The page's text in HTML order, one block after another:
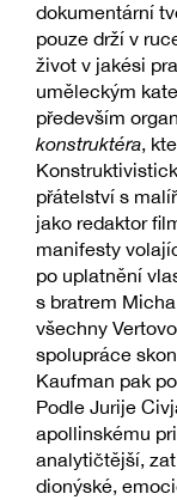
dokumentární
pouze drží v
život v jakési
uměleckým
především
konstruktéra,
přátelství s
jako redaktor
manifesty
po uplatnění
s bratrem
všechny
spolupráce
Kaufman pak
Podle Jurije
apollinskému
analytičtější,
dionýské,